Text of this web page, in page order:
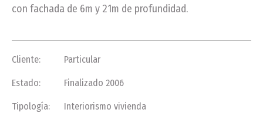
con fachada de 6m y 21m de profundidad.
Cliente: Particular
Estado: Finalizado 2006
Tipología: Interiorismo vivienda